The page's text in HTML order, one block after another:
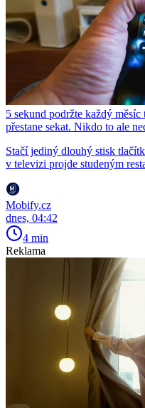
5 sekund podržte každý
přestane sekat. Nikdo to ale
Stačí jediný dlouhý stisk
v televizi projde studeným
Mobify.cz
dnes, 04:42
4 min
Reklama